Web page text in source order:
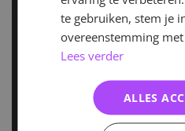
te gebruiken, stem je
overeenstemming
Lees verder
ALLES